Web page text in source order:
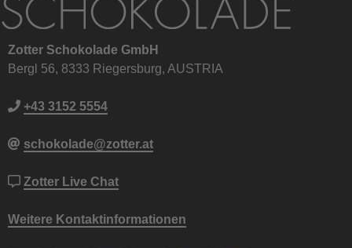
Zotter Schokolade GmbH
Bergl 56, 8333 Riegersburg, AUSTRIA
+43 3152 5554
schokolade@zotter.at
Zotter Live Chat
Weitere Kontaktinformationen